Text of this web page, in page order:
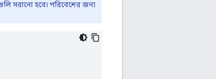
সরানো হবে৷ পরিবেশের জন্য